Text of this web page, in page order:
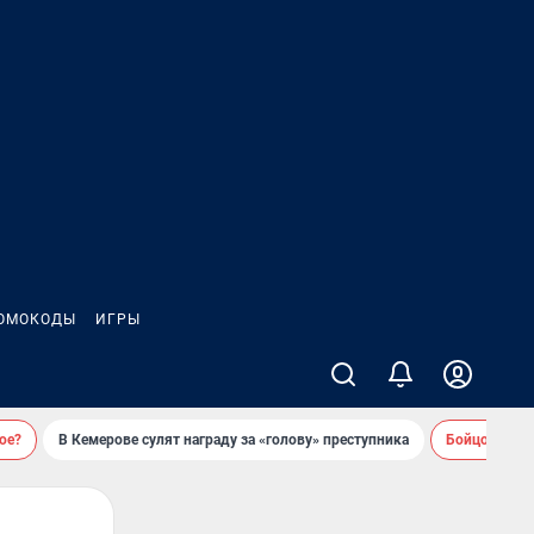
ИГРЫ
В Кемерове сулят награду за «голову» преступника Бойцовский